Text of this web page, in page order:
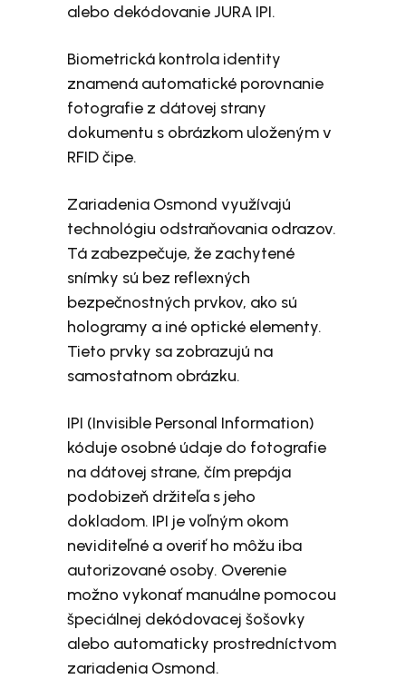
alebo dekódovanie JURA IPI.
Biometrická kontrola identity
znamená automatické porovnanie
fotografie z dátovej strany
dokumentu s obrázkom uloženým v
RFID čipe.
Zariadenia Osmond využívajú
technológiu odstraňovania odrazov.
Tá zabezpečuje, že zachytené
snímky sú bez reflexných
bezpečnostných prvkov, ako sú
hologramy a iné optické elementy.
Tieto prvky sa zobrazujú na
samostatnom obrázku.
IPI (Invisible Personal Information)
kóduje osobné údaje do fotografie
na dátovej strane, čím prepája
podobizeň držiteľa s jeho
dokladom. IPI je voľným okom
neviditeľné a overiť ho môžu iba
autorizované osoby. Overenie
možno vykonať manuálne pomocou
špeciálnej dekódovacej šošovky
alebo automaticky prostredníctvom
zariadenia Osmond.